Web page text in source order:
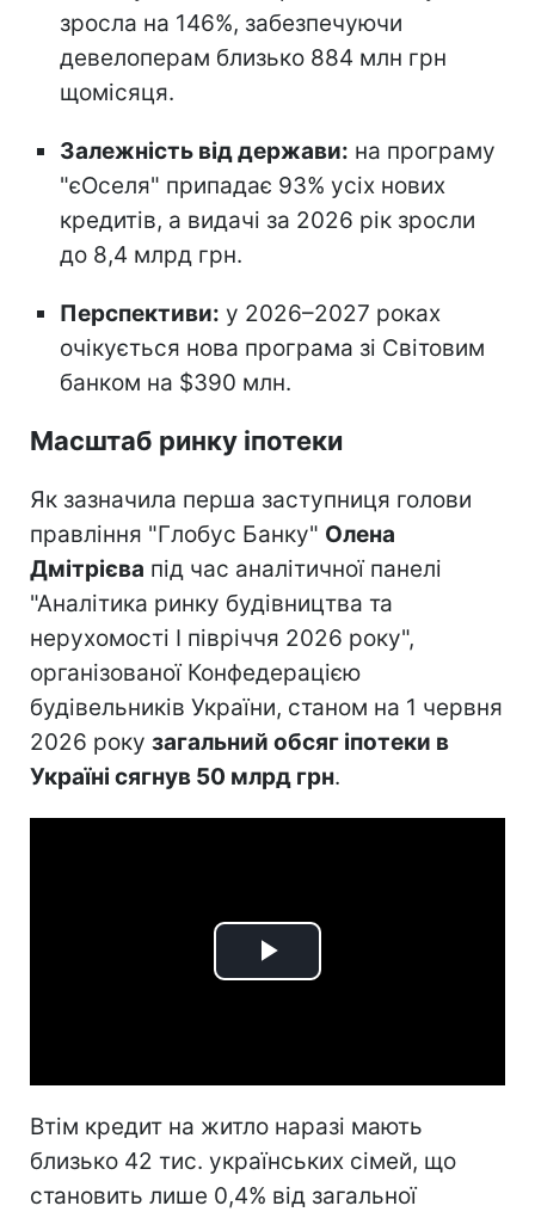
зросла на 146%, забезпечуючи
девелоперам близько 884 млн грн
щомісяця.
Залежність від держави: на програму
"єОселя" припадає 93% усіх нових
кредитів, а видачі за 2026 рік зросли
до 8,4 млрд грн.
Перспективи: у 2026–2027 роках
очікується нова програма зі Світовим
банком на $390 млн.
Масштаб ринку іпотеки
Як зазначила перша заступниця голови
правління "Глобус Банку" Олена
Дмітрієва під час аналітичної панелі
"Аналітика ринку будівництва та
нерухомості І півріччя 2026 року",
організованої Конфедерацією
будівельників України, станом на 1 червня
2026 року загальний обсяг іпотеки в
Україні сягнув 50 млрд грн.
Play
Втім кредит на житло наразі мають
близько 42 тис. українських сімей, що
становить лише 0,4% від загальної